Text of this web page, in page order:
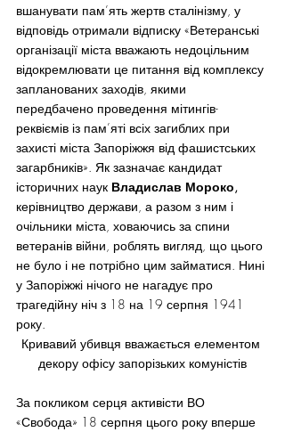
вшанувати пам’ять жертв сталінізму, у
відповідь отримали відписку «Ветеранські
організації міста вважають недоцільним
відокремлювати це питання від комплексу
запланованих заходів, якими
передбачено проведення мітингів-
реквіємів із пам’яті всіх загиблих при
захисті міста Запоріжжя від фашистських
загарбників». Як зазначає кандидат
історичних наук Владислав Мороко,
керівництво держави, а разом з ним і
очільники міста, ховаючись за спини
ветеранів війни, роблять вигляд, що цього
не було і не потрібно цим займатися. Нині
у Запоріжжі нічого не нагадує про
трагедійну ніч з 18 на 19 серпня 1941
року.
Кривавий убивця вважається елементом
декору офісу запорізьких комуністів
За покликом серця активісти ВО
«Свобода» 18 серпня цього року вперше